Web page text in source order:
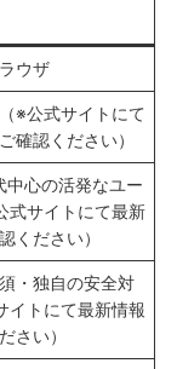
ウザ
※公式サイトにて
確認ください）
心の活発なユー
式サイトにて最新
ください）
・独自の安全対
イトにて最新情報
さい）